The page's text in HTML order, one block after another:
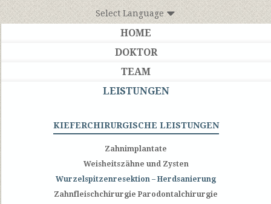
Select Language
HOME
DOKTOR
TEAM
LEISTUNGEN
KIEFERCHIRURGISCHE LEISTUNGEN
Zahnimplantate
Weisheitszähne und Zysten
Wurzelspitzenresektion – Herdsanierung
Zahnfleischchirurgie Parodontalchirurgie